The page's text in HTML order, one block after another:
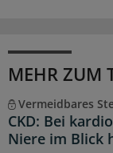
MEHR ZUM
Vermeidbares
CKD: Bei
Niere im Blick